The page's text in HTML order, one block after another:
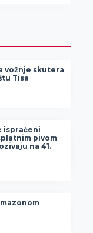
vožnje skutera
Tisa
ispraćeni
pivom
na 41.